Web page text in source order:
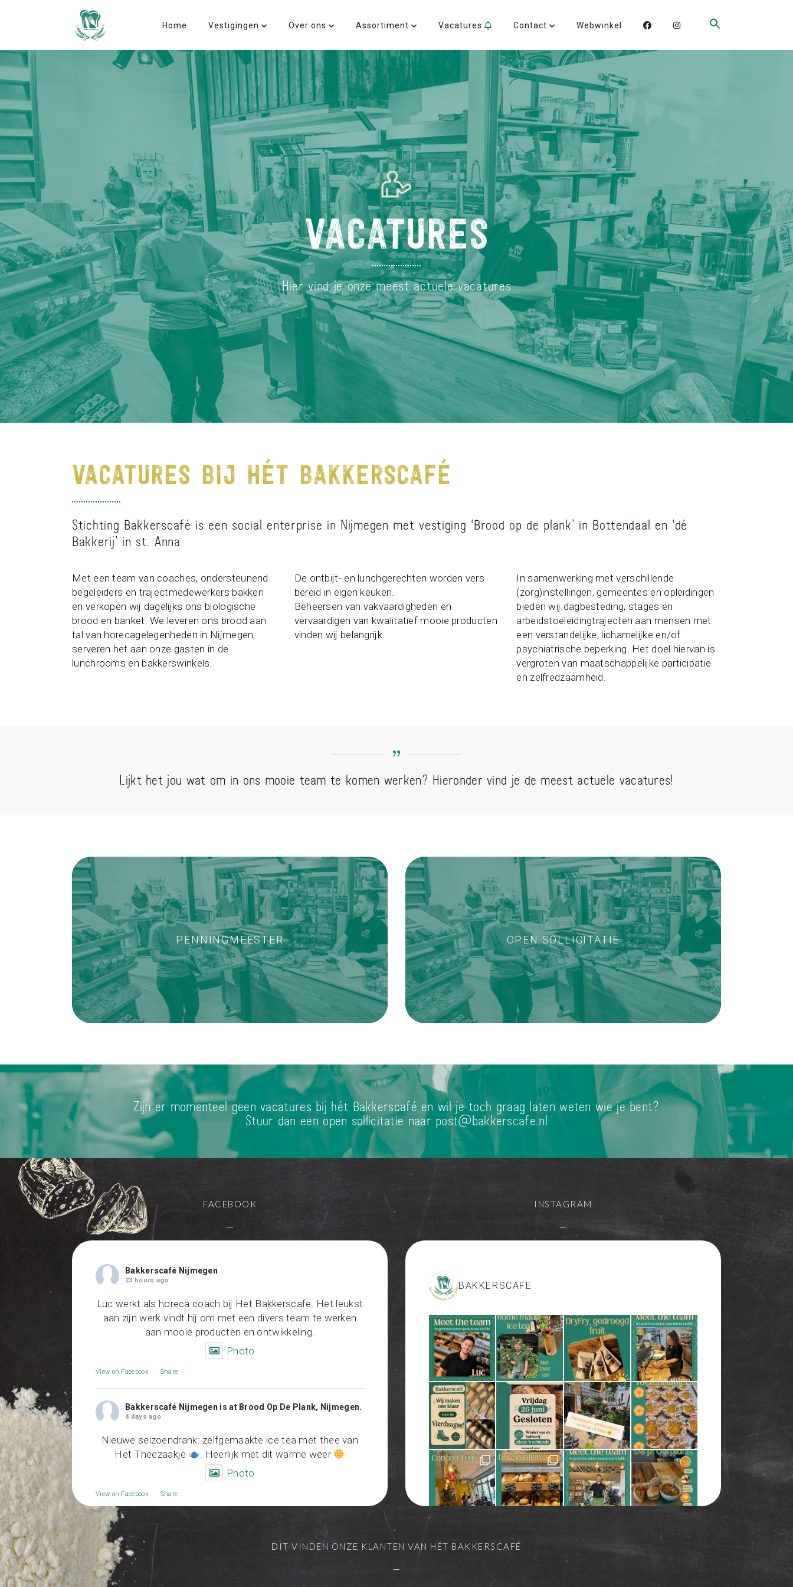
Home Vestigingen Over ons Assortiment Vacatures Contact Webwinkel
VACATURES
Hier vind je onze meest actuele vacatures
VACATURES BIJ HÉT BAKKERSCAFÉ
Stichting Bakkerscafé is een social enterprise in Nijmegen met vestiging ‘Brood op de plank’ in Bottendaal en ‘dé
Bakkerij’ in st. Anna
Met een team van coaches, ondersteunend
begeleiders en trajectmedewerkers bakken
en verkopen wij dagelijks ons biologische
brood en banket. We leveren ons brood aan
tal van horecagelegenheden in Nijmegen,
serveren het aan onze gasten in de
lunchrooms en bakkerswinkels.
De ontbijt- en lunchgerechten worden vers
bereid in eigen keuken.
Beheersen van vakvaardigheden en
vervaardigen van kwalitatief mooie producten
vinden wij belangrijk.
In samenwerking met verschillende
(zorg)instellingen, gemeentes en opleidingen
bieden wij dagbesteding, stages en
arbeidstoeleidingtrajecten aan mensen met
een verstandelijke, lichamelijke en/of
psychiatrische beperking. Het doel hiervan is
vergroten van maatschappelijke participatie
en zelfredzaamheid.
Lijkt het jou wat om in ons mooie team te komen werken? Hieronder vind je de meest actuele vacatures!
PENNINGMEESTER
GA NAAR DE VACATURE
OPEN SOLLICITATIE
POST@BAKKERSCAFE.NL
Zijn er momenteel geen vacatures bij hét Bakkerscafé en wil je toch graag laten weten wie je bent?
Stuur dan een open sollicitatie naar post@bakkerscafe.nl
FACEBOOK
—
Bakkerscafé Nijmegen
23 hours ago
Luc werkt als horeca coach bij Het Bakkerscafe. Het leukst
aan zijn werk vindt hij om met een divers team te werken
aan mooie producten en ontwikkeling.
Photo
View on Facebook Share
Bakkerscafé Nijmegen is at Brood Op De Plank, Nijmegen.
4 days ago
Nieuwe seizoendrank: zelfgemaakte ice tea met thee van
Het Theezaakje
. Heerlijk met dit warme weer
Photo
View on Facebook Share
Bakkerscafé Nijmegen
7 days ago
Nieuw in onze bakkerswinkels: gedroogd fruit van @trydryfy
INSTAGRAM
—
BAKKERSCAFE
DIT VINDEN ONZE KLANTEN VAN HÉT BAKKERSCAFÉ
—